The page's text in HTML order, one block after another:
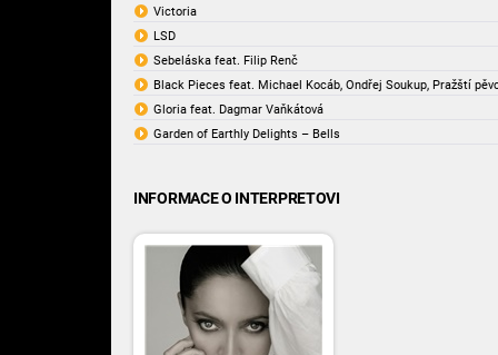
Victoria
LSD
Sebeláska feat. Filip Renč
Black Pieces feat. Michael Kocáb, Ondřej Soukup, Pražští
Gloria feat. Dagmar Vaňkátová
Garden of Earthly Delights – Bells
INFORMACE O INTERPRETOVI